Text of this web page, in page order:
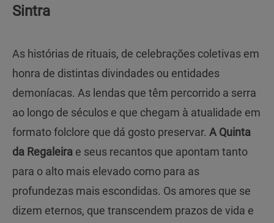
Sintra
As histórias de rituais, de celebrações coletivas em
honra de distintas divindades ou entidades
demoníacas. As lendas que têm percorrido a serra
ao longo de séculos e que chegam à atualidade em
formato folclore que dá gosto preservar. A Quinta
da Regaleira e seus recantos que apontam tanto
para o alto mais elevado como para as
profundezas mais escondidas. Os amores que se
dizem eternos, que transcendem prazos de vida e